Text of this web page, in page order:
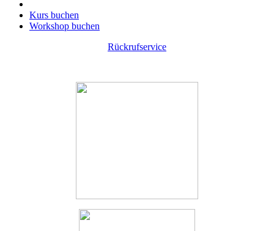
Kurs buchen
Workshop buchen
Rückrufservice